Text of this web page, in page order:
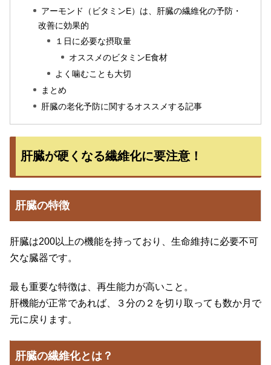
アーモンド（ビタミンE）は、肝臓の繊維化の予防・
改善に効果的
１日に必要な摂取量
オススメのビタミンE食材
よく噛むことも大切
まとめ
肝臓の老化予防に関するオススメする記事
肝臓が硬くなる繊維化に要注意！
肝臓の特徴
肝臓は200以上の機能を持っており、生命維持に必要不可
欠な臓器です。
最も重要な特徴は、再生能力が高いこと。
肝機能が正常であれば、３分の２を切り取っても数か月で
元に戻ります。
肝臓の繊維化とは？